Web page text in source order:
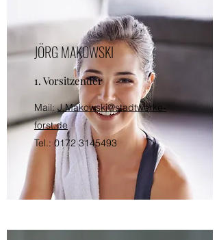
JÖRG MAKOWSKI
1. Vorsitzender
Mail:J.Makowski@stadtwerke-
forst.de
Tel.: 0172 3145493